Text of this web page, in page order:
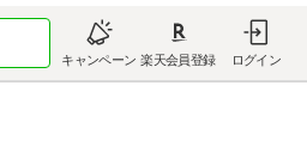
キャンペーン 楽天会員登録 ログイン